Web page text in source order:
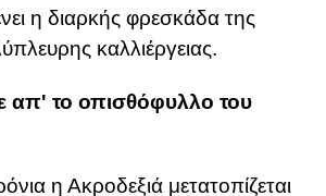
η διαρκής φρεσκάδα της
καλλιέργειας.
απ' το οπισθόφυλλο του
η Ακροδεξιά μετατοπίζεται